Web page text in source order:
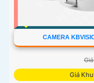
CAMERA
Giá